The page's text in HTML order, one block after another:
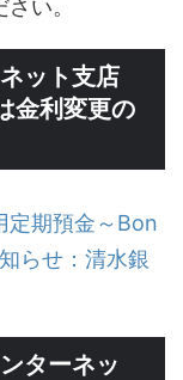
い。
ット支店
金利変更の
定期預金～Bon
らせ：清水銀
ターネッ